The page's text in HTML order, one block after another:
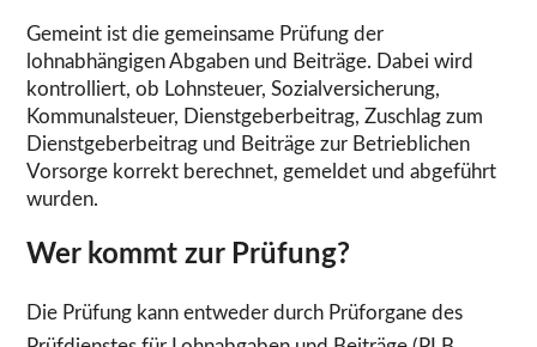
Gemeint ist die gemeinsame Prüfung der
lohnabhängigen Abgaben und Beiträge. Dabei wird
kontrolliert, ob Lohnsteuer, Sozialversicherung,
Kommunalsteuer, Dienstgeberbeitrag, Zuschlag zum
Dienstgeberbeitrag und Beiträge zur Betrieblichen
Vorsorge korrekt berechnet, gemeldet und abgeführt
wurden.
Wer kommt zur Prüfung?
Die Prüfung kann entweder durch Prüforgane des